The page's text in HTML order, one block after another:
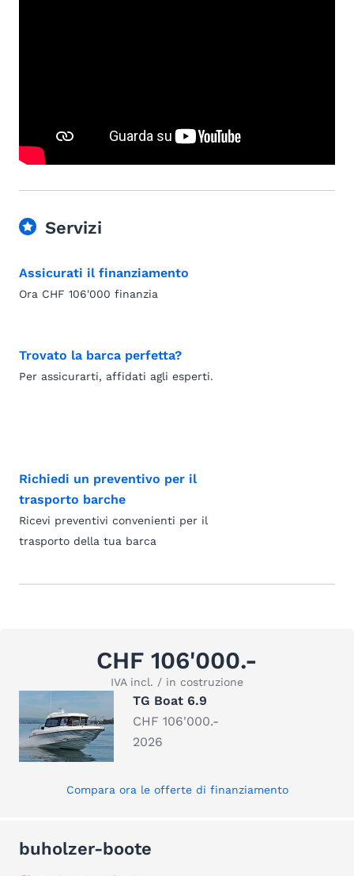
Servizi
Assicurati il finanziamento
Ora CHF 106'000 finanzia
Trovato la barca perfetta?
Per assicurarti, affidati agli esperti.
Richiedi un preventivo per il
trasporto barche
Ricevi preventivi convenienti per il
trasporto della tua barca
CHF 106'000.-
IVA incl. / in costruzione
TG Boat 6.9
CHF 106'000.-
2026
Compara ora le offerte di finanziamento
buholzer-boote